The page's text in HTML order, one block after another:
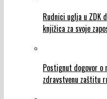
Rudnici uglja u ZDK
knjižica za svoje
Postignut dogovor o
zdravstvenu zaštitu